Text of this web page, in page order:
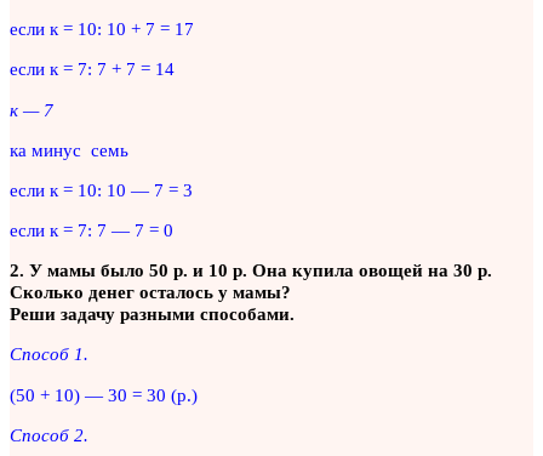
если к = 10: 10 + 7 = 17
если к = 7: 7 + 7 = 14
к — 7
ка минус семь
если к = 10: 10 — 7 = 3
если к = 7: 7 — 7 = 0
2. У мамы было 50 р. и 10 р. Она купила овощей на 30 р.
Сколько денег осталось у мамы?
Реши задачу разными способами.
Способ 1.
(50 + 10) — 30 = 30 (р.)
Способ 2.